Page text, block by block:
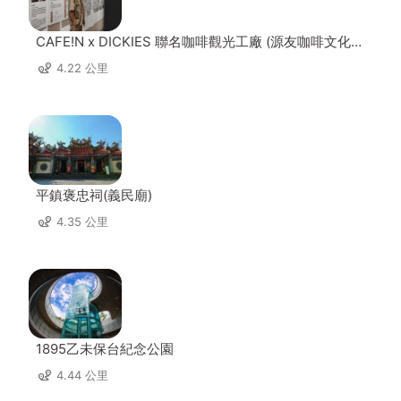
CAFE!N x DICKIES 聯名咖啡觀光工廠 (源友咖啡文化園
區) 4.22 公里
平鎮褒忠祠(義民廟)
4.35 公里
1895乙未保台紀念公園
4.44 公里